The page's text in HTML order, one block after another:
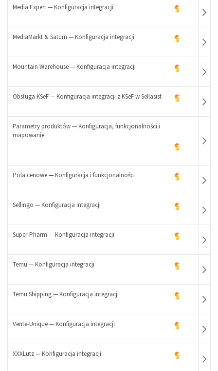
-
-
Media Expert — Konfiguracja integracji
-
MediaMarkt & Saturn — Konfiguracja integracji
-
Mountain Warehouse — Konfiguracja integracji
-
Obsługa KSeF — Konfiguracja integracji z KSeF w Sellasist
+
Parametry produktów — Konfiguracja, funkcjonalności i
mapowanie
-
Pola cenowe — Konfiguracja i funkcjonalności
-
Sellingo — Konfiguracja integracji
-
Super-Pharm — Konfiguracja integracji
-
Temu — Konfiguracja integracji
-
Temu Shipping — Konfiguracja integracji
-
Vente-Unique — Konfiguracja integracji
XXXLutz — Konfiguracja integracji